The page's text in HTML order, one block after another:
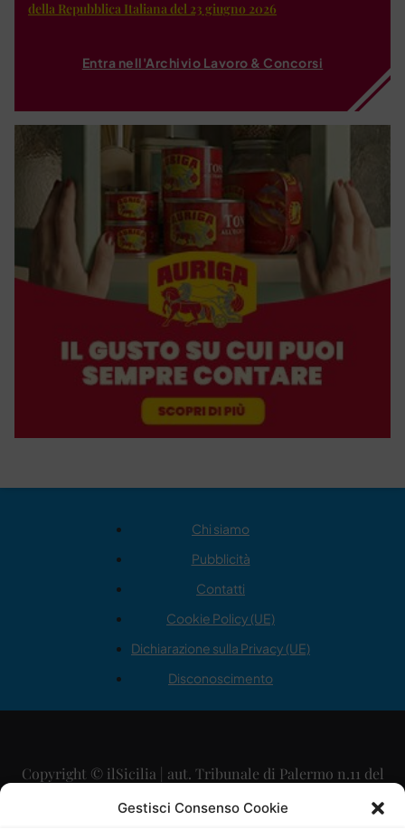
Gestisci Consenso Cookie
della Repubblica Italiana del 23 giugno 2026
Entra nell'Archivio Lavoro & Concorsi
Chi siamo
Pubblicità
Contatti
Cookie Policy (UE)
Dichiarazione sulla Privacy (UE)
Disconoscimento
Copyright © ilSicilia | aut. Tribunale di Palermo n.11 del
29/09/2015